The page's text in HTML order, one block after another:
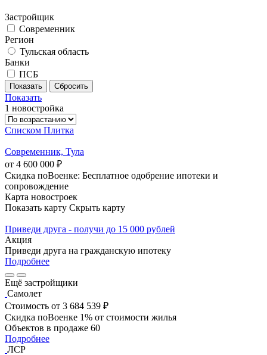
Застройщик
Современник
Регион
Тульская область
Банки
ПСБ
Показать
1 новостройка
Списком Плитка
Современник, Тула
от 4 600 000 ₽
Скидка поВоенке: Бесплатное одобрение ипотеки и
сопровождение
Карта новостроек
Показать карту Скрыть карту
Приведи друга - получи до 15 000 рублей
Акция
Приведи друга на гражданскую ипотеку
Подробнее
Ещё застройщики
Самолет
Стоимость от 3 684 539 ₽
Скидка поВоенке 1% от стоимости жилья
Объектов в продаже 60
Подробнее
ЛСР